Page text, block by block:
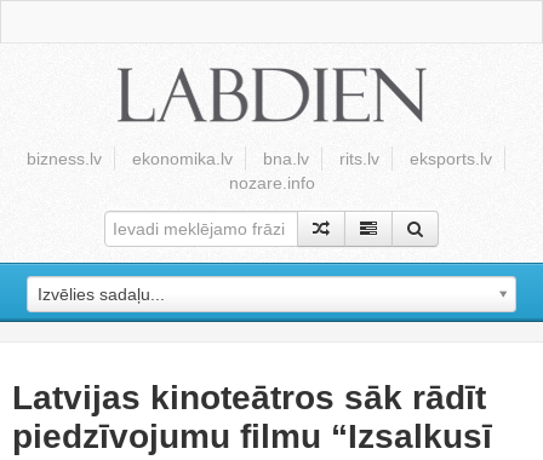
bizness.lv ekonomika.lv bna.lv rits.lv
eksports.lv
nozare.info
Izvēlies sadaļu...
Latvijas kinoteātros sāk rādīt
piedzīvojumu filmu “Izsalkusī